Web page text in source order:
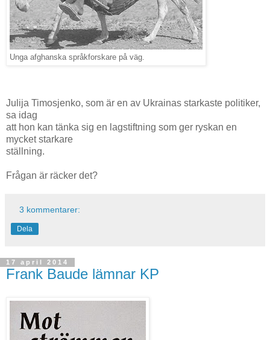
Unga afghanska språkforskare på väg.
Julija Timosjenko, som är en av Ukrainas starkaste politiker,
sa idag
att hon kan tänka sig en lagstiftning som ger ryskan en
mycket starkare
ställning.
Frågan är räcker det?
3 kommentarer:
Dela
17 april 2014
Frank Baude lämnar KP